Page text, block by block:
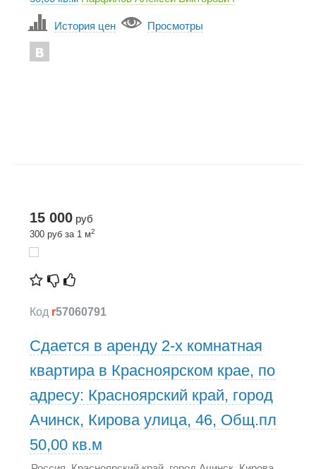
История цен Просмотры
15 000 руб
300 руб за 1 м2
Код r57060791
Сдается в аренду 2-х комнатная
квартира в Красноярском крае, по
адресу: Красноярский край, город
Ачинск, Кирова улица, 46, Общ.пл
50,00 кв.м